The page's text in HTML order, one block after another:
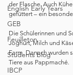
English Early Years
GEB
Feuilleton
Students blog
IBCP
der Flasche. Auch
gefüttert – ein
Die Schülerinnen und
Joghurt, Milch und
Farm. Danach wurden
Tiere aus Pappmaché.